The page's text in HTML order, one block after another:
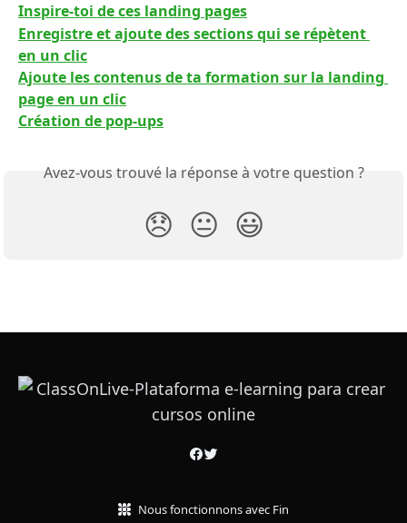
Inspire-toi de ces landing pages
Enregistre et ajoute des sections qui se répètent
en un clic
Ajoute les contenus de ta formation sur la landing
page en un clic
Création de pop-ups
Avez-vous trouvé la réponse à votre question ?
😞 😐 😃
Nous fonctionnons avec Fin